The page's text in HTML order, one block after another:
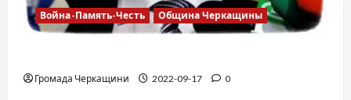
Война-Память-Честь Община Черкащины
Громада Черкащини 2022-09-17 0